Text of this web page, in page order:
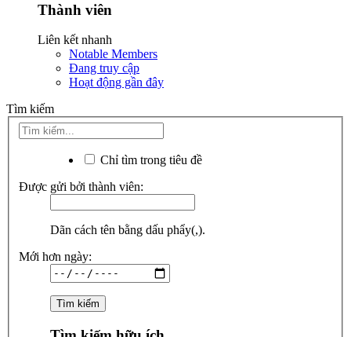
Thành viên
Liên kết nhanh
Notable Members
Đang truy cập
Hoạt động gần đây
Tìm kiếm
Chỉ tìm trong tiêu đề
Được gửi bởi thành viên:
Dãn cách tên bằng dấu phẩy(,).
Mới hơn ngày: